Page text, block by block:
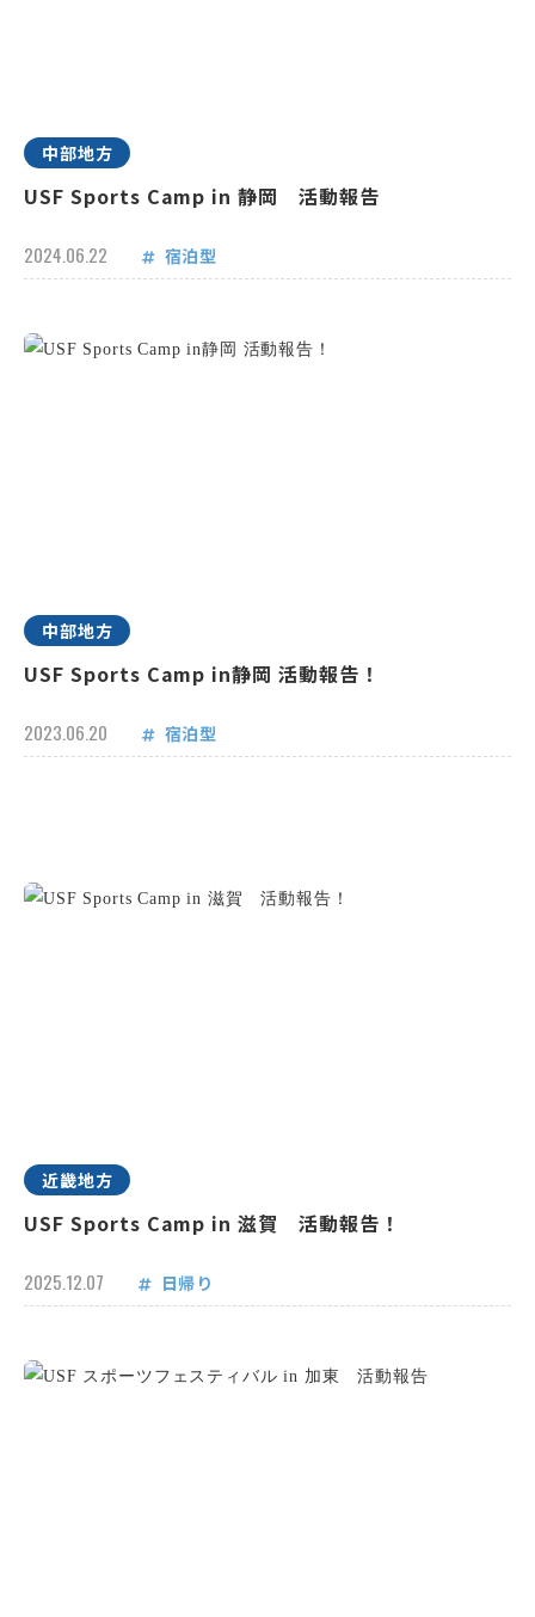
中部地方
USF Sports Camp in 静岡 活動報告
2024.06.22 宿泊型
中部地方
USF Sports Camp in静岡 活動報告！
2023.06.20 宿泊型
近畿地方
USF Sports Camp in 滋賀 活動報告！
2025.12.07 日帰り